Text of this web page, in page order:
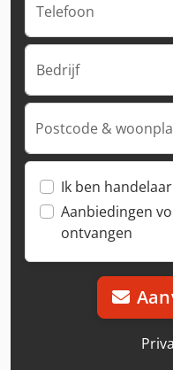
Telefoon
Bedrijf
Postcode &
Ik ben handelaar
Aanbiedingen
ontvangen